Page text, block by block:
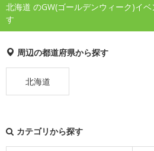
北海道 のGW(ゴールデンウィーク)イ
す
周辺の都道府県から探す
北海道
カテゴリから探す